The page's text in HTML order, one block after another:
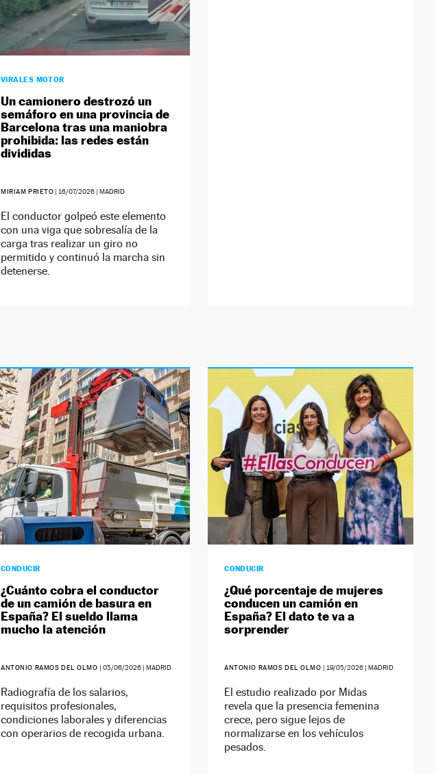
VIRALES MOTOR
Un camionero destrozó un
semáforo en una provincia de
Barcelona tras una maniobra
prohibida: las redes están
divididas
MIRIAM PRIETO | 16/07/2026 | MADRID
El conductor golpeó este elemento
con una viga que sobresalía de la
carga tras realizar un giro no
permitido y continuó la marcha sin
detenerse.
CONDUCIR
¿Cuánto cobra el conductor
de un camión de basura en
España? El sueldo llama
mucho la atención
ANTONIO RAMOS DEL OLMO | 05/06/2026| MADRID
Radiografía de los salarios,
requisitos profesionales,
condiciones laborales y diferencias
con operarios de recogida urbana.
CONDUCIR
¿Qué porcentaje de mujeres
conducen un camión en
España? El dato te va a
sorprender
ANTONIO RAMOS DEL OLMO | 19/05/2026| MADRID
El estudio realizado por Midas
revela que la presencia femenina
crece, pero sigue lejos de
normalizarse en los vehículos
pesados.